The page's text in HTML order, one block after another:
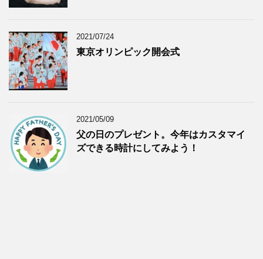
2021/07/24
東京オリンピック開会式
2021/05/09
父の日のプレゼント。今年はカスタマイ
ズできる時計にしてみよう！